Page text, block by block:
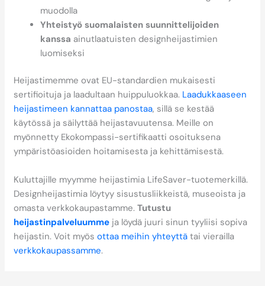
muodolla
Yhteistyö suomalaisten suunnittelijoiden
kanssa ainutlaatuisten designheijastimien
luomiseksi
Heijastimemme ovat EU-standardien mukaisesti
sertifioituja ja laadultaan huippuluokkaa. Laadukkaaseen
heijastimeen kannattaa panostaa, sillä se kestää
käytössä ja säilyttää heijastavuutensa. Meille on
myönnetty Ekokompassi-sertifikaatti osoituksena
ympäristöasioiden hoitamisesta ja kehittämisestä.
Kuluttajille myymme heijastimia LifeSaver-tuotemerkillä.
Designheijastimia löytyy sisustusliikkeistä, museoista ja
omasta verkkokaupastamme.Tutustu
heijastinpalveluumme ja löydä juuri sinun tyyliisi sopiva
heijastin. Voit myösottaa meihin yhteyttä tai vierailla
verkkokaupassamme.